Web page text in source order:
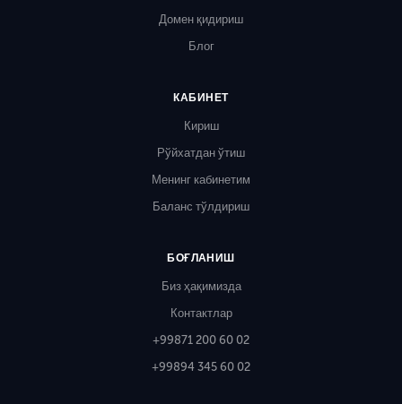
Домен қидириш
Блог
КАБИНЕТ
Кириш
Рўйхатдан ўтиш
Менинг кабинетим
Баланс тўлдириш
БОҒЛАНИШ
Биз ҳақимизда
Контактлар
+99871 200 60 02
+99894 345 60 02